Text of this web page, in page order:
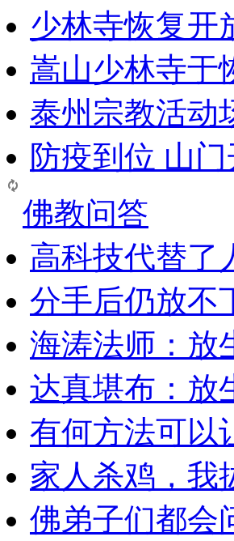
少林寺恢复开
嵩山少林寺于
泰州宗教活动
防疫到位 山
佛教问答
高科技代替了
分手后仍放不
海涛法师：放
达真堪布：放
有何方法可以
家人杀鸡，我
佛弟子们都会